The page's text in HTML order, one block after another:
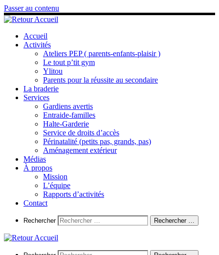
Passer au contenu
Accueil
Activités
Ateliers PEP ( parents-enfants-plaisir )
Le tout p’tit gym
Ylitou
Parents pour la réussite au secondaire
La braderie
Services
Gardiens avertis
Entraide-familles
Halte-Garderie
Service de droits d’accès
Périnatalité (petits pas, grands, pas)
Aménagement extérieur
Médias
À propos
Mission
L’équipe
Rapports d’activités
Contact
Search
Rechercher Rechercher …